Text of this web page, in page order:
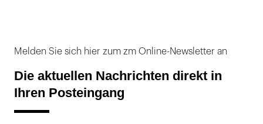
Melden Sie sich hier zum zm Online-Newsletter an
Die aktuellen Nachrichten direkt in
Ihren Posteingang